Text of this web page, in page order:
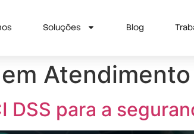
Soluções Blog
Atendimento
DSS para a